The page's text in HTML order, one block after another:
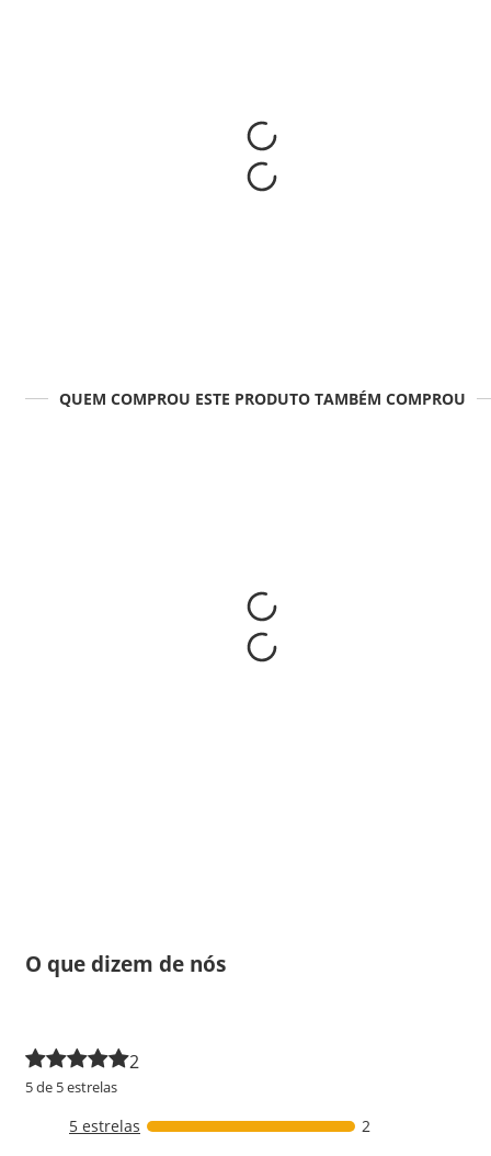
QUEM COMPROU ESTE PRODUTO TAMBÉM COMPROU
O que dizem de nós
2
5 de 5 estrelas
5 estrelas
2